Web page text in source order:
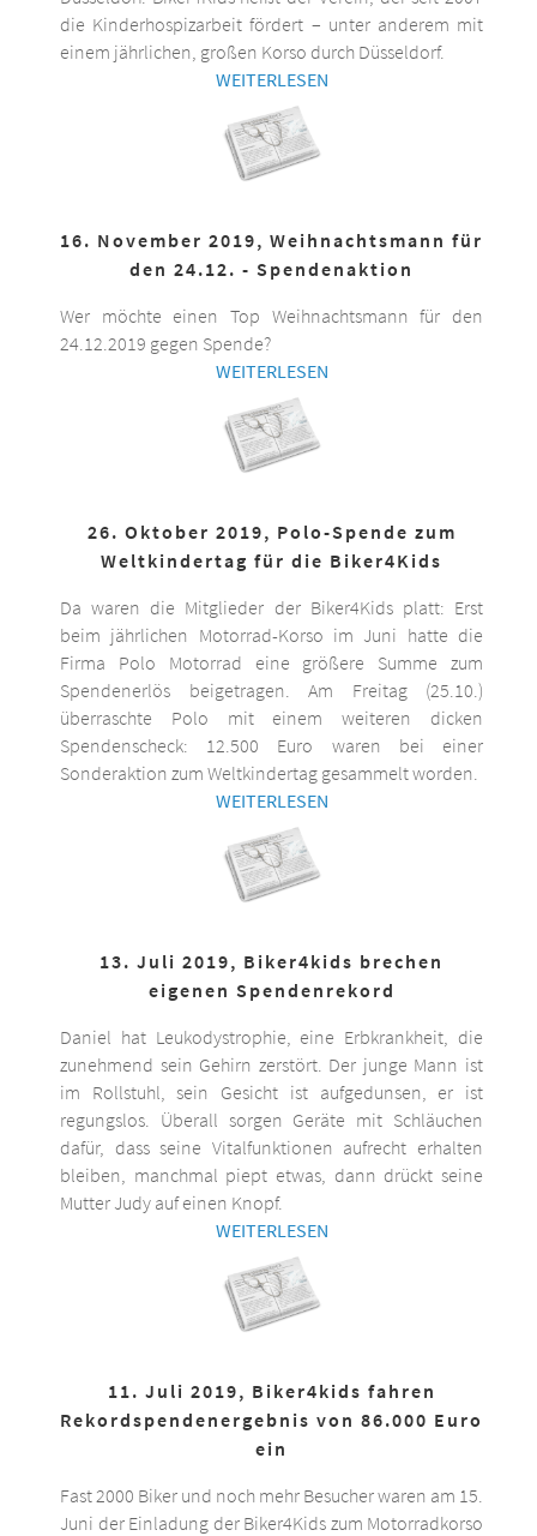
die Kinderhospizarbeit fördert – unter anderem mit
einem jährlichen, großen Korso durch Düsseldorf.
WEITERLESEN
16. November 2019, Weihnachtsmann für
den 24.12. - Spendenaktion
Wer möchte einen Top Weihnachtsmann für den
24.12.2019 gegen Spende?
WEITERLESEN
26. Oktober 2019, Polo-Spende zum
Weltkindertag für die Biker4Kids
Da waren die Mitglieder der Biker4Kids platt: Erst
beim jährlichen Motorrad-Korso im Juni hatte die
Firma Polo Motorrad eine größere Summe zum
Spendenerlös beigetragen. Am Freitag (25.10.)
überraschte Polo mit einem weiteren dicken
Spendenscheck: 12.500 Euro waren bei einer
Sonderaktion zum Weltkindertag gesammelt worden.
WEITERLESEN
13. Juli 2019, Biker4kids brechen
eigenen Spendenrekord
Daniel hat Leukodystrophie, eine Erbkrankheit, die
zunehmend sein Gehirn zerstört. Der junge Mann ist
im Rollstuhl, sein Gesicht ist aufgedunsen, er ist
regungslos. Überall sorgen Geräte mit Schläuchen
dafür, dass seine Vitalfunktionen aufrecht erhalten
bleiben, manchmal piept etwas, dann drückt seine
Mutter Judy auf einen Knopf.
WEITERLESEN
11. Juli 2019, Biker4kids fahren
Rekordspendenergebnis von 86.000 Euro
ein
Fast 2000 Biker und noch mehr Besucher waren am 15.
Juni der Einladung der Biker4Kids zum Motorradkorso